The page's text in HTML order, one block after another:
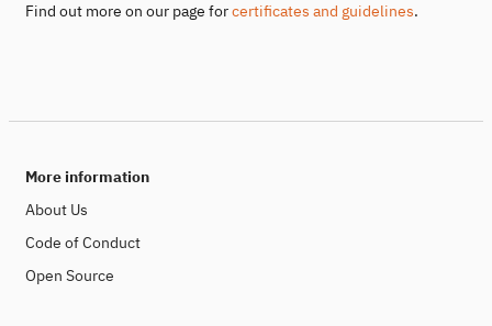
Find out more on our page forcertificates and guidelines.
More information
About Us
Code of Conduct
Open Source